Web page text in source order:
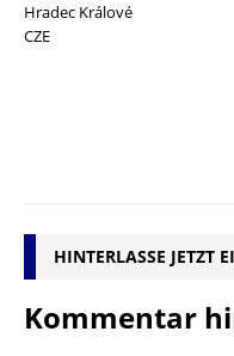
Hradec Králové
CZE
HINTERLASSE JETZT
Kommentar